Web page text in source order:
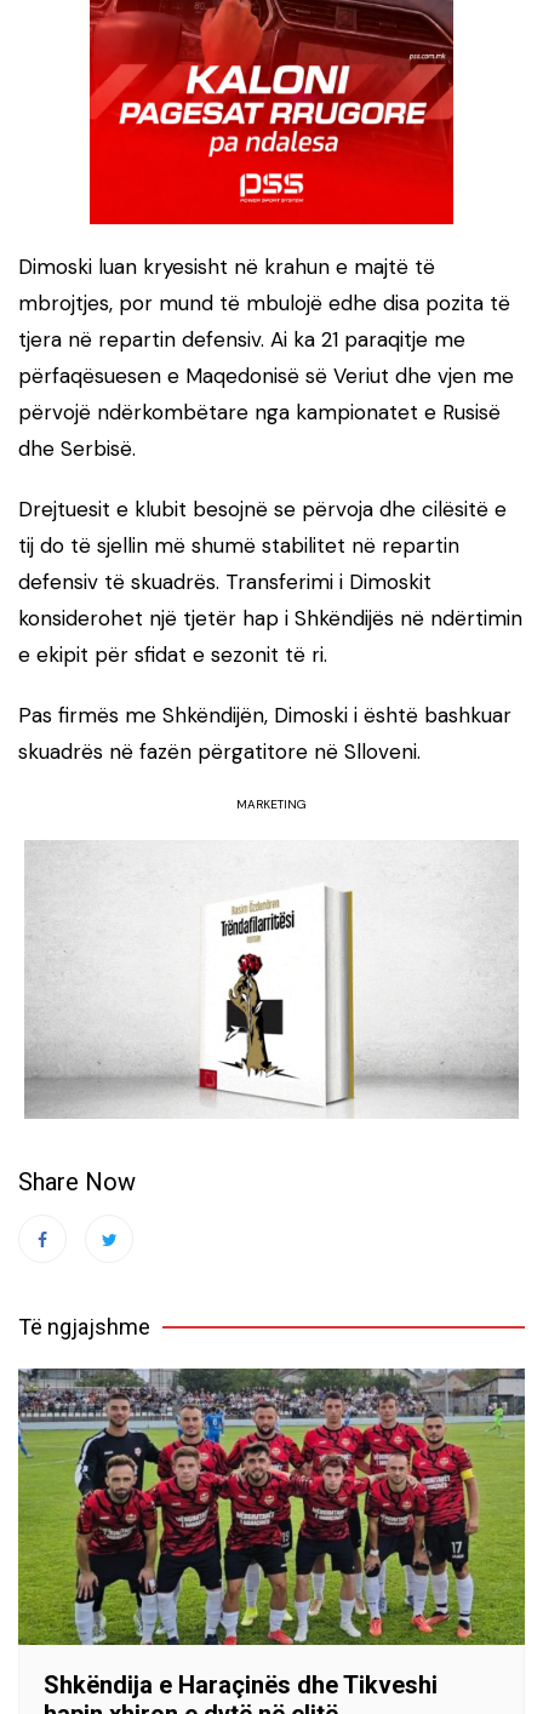
Dimoski luan kryesisht në krahun e majtë të
mbrojtjes, por mund të mbulojë edhe disa pozita të
tjera në repartin defensiv. Ai ka 21 paraqitje me
përfaqësuesen e Maqedonisë së Veriut dhe vjen me
përvojë ndërkombëtare nga kampionatet e Rusisë
dhe Serbisë.
Drejtuesit e klubit besojnë se përvoja dhe cilësitë e
tij do të sjellin më shumë stabilitet në repartin
defensiv të skuadrës. Transferimi i Dimoskit
konsiderohet një tjetër hap i Shkëndijës në ndërtimin
e ekipit për sfidat e sezonit të ri.
Pas firmës me Shkëndijën, Dimoski i është bashkuar
skuadrës në fazën përgatitore në Slloveni.
MARKETING
Share Now
Të ngjajshme
Shkëndija e Haraçinës dhe Tikveshi